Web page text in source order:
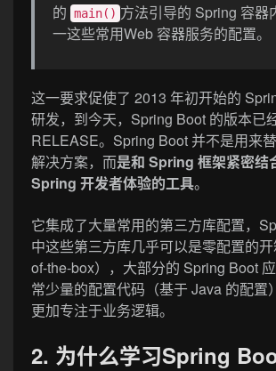
的 main() 方法引导的 Spring 容器
一这些常用Web 容器服务的配置。
这一要求促使了 2013 年初开始的
研发，到今天，Spring Boot 的版本已
RELEASE。Spring Boot 并不是用来
解决方案，而是和 Spring 框架紧密结
Spring 开发者体验的工具。
它集成了大量常用的第三方库配置，
中这些第三方库几乎可以是零配置的
of-the-box），大部分的 Spring Boot
常少量的配置代码（基于 Java 的配置
更加专注于业务逻辑。
2. 为什么学习Spring